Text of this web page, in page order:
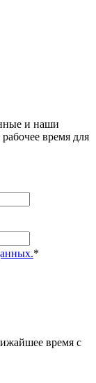
и наши
время для
*
время с